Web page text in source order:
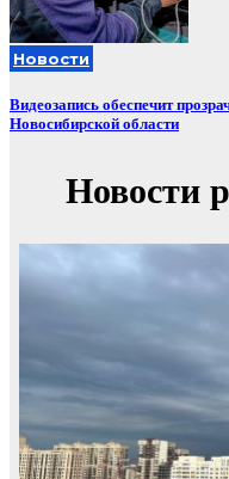
Новости
Видеозапись обеспечит
Новосибирской области